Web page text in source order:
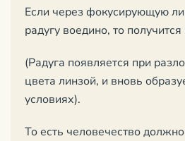
Если через фокусирующую
радугу воедино, то
(Радуга появляется при
цвета линзой, и вновь
условиях).
То есть человечество